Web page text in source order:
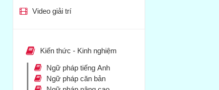
Video giải trí
Kiến thức - Kinh nghiệm
Ngữ pháp tiếng Anh
Ngữ pháp căn bản